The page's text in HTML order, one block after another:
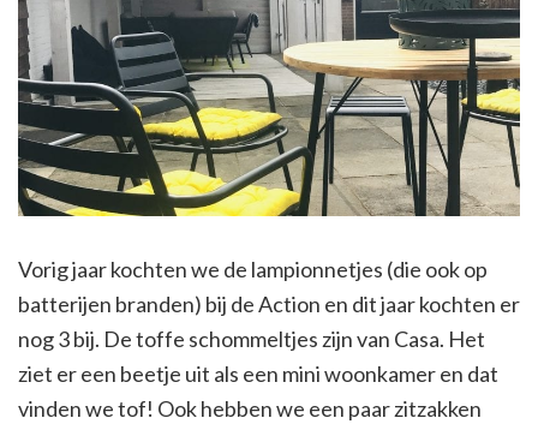
Vorig jaar kochten we de lampionnetjes (die ook op
batterijen branden) bij de Action en dit jaar kochten er
nog 3 bij. De toffe schommeltjes zijn van Casa. Het
ziet er een beetje uit als een mini woonkamer en dat
vinden we tof! Ook hebben we een paar zitzakken